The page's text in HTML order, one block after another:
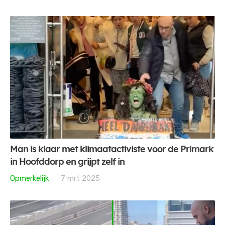
Man is klaar met klimaatactiviste voor de Primark
in Hoofddorp en grijpt zelf in
Opmerkelijk
7 mrt 2025